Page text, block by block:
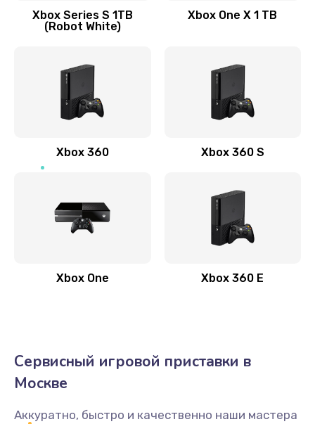
Xbox Series S 1TB
(Robot White)
Xbox One X 1 TB
Xbox 360 Xbox 360 S
Xbox One Xbox 360 E
Сервисный игровой приставки в
Москве
Аккуратно, быстро и качественно наши мастера